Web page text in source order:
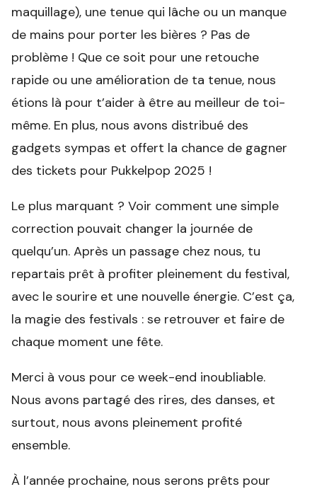
maquillage), une tenue qui lâche ou un manque
de mains pour porter les bières ? Pas de
problème ! Que ce soit pour une retouche
rapide ou une amélioration de ta tenue, nous
étions là pour t’aider à être au meilleur de toi-
même. En plus, nous avons distribué des
gadgets sympas et offert la chance de gagner
des tickets pour Pukkelpop 2025 !
Le plus marquant ? Voir comment une simple
correction pouvait changer la journée de
quelqu’un. Après un passage chez nous, tu
repartais prêt à profiter pleinement du festival,
avec le sourire et une nouvelle énergie. C’est ça,
la magie des festivals : se retrouver et faire de
chaque moment une fête.
Merci à vous pour ce week-end inoubliable.
Nous avons partagé des rires, des danses, et
surtout, nous avons pleinement profité
ensemble.
À l’année prochaine, nous serons prêts pour